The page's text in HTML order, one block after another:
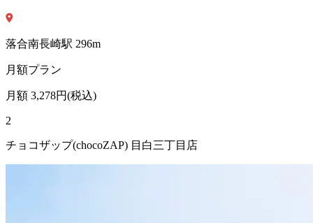
落合南長崎駅 296m
月額プラン
月額 3,278円(税込)
2
チョコザップ(chocoZAP) 目白三丁目店